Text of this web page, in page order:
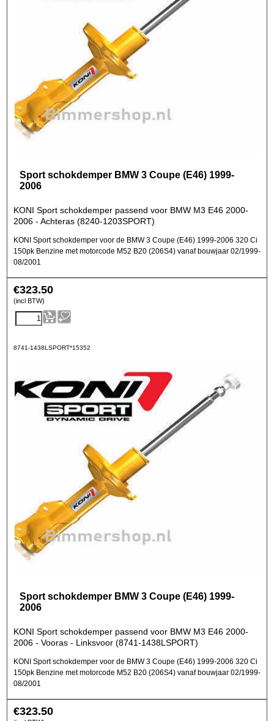
Sport schokdemper BMW 3 Coupe (E46) 1999-
2006
KONI Sport schokdemper passend voor BMW M3 E46 2000-
2006 - Achteras (8240-1203SPORT)
KONI Sport schokdemper voor de BMW 3 Coupe (E46) 1999-2006 320 Ci
150pk Benzine met motorcode M52 B20 (206S4) vanaf bouwjaar 02/1999-
08/2001
€323.50
(incl BTW)
8741-1438LSPORT*15352
Sport schokdemper BMW 3 Coupe (E46) 1999-
2006
KONI Sport schokdemper passend voor BMW M3 E46 2000-
2006 - Vooras - Linksvoor (8741-1438LSPORT)
KONI Sport schokdemper voor de BMW 3 Coupe (E46) 1999-2006 320 Ci
150pk Benzine met motorcode M52 B20 (206S4) vanaf bouwjaar 02/1999-
08/2001
€323.50